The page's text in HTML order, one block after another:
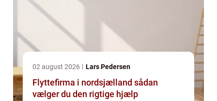
02 august 2026 Lars Pedersen
Flyttefirma i nordsjælland sådan
vælger du den rigtige hjælp